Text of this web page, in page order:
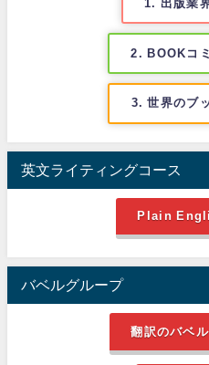
1. 出版業
2. BOOKコ
3. 世界のブ
英文ライティングコース
Plain
バベルグループ
翻訳のバベ